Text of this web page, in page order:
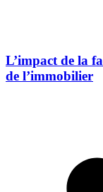
L’impact de la
de l’immobilier